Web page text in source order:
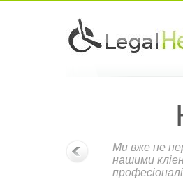
Ми вже не
нашими